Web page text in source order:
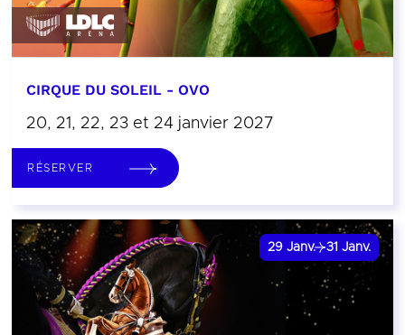
CIRQUE DU SOLEIL - OVO
20, 21, 22, 23 et 24 janvier 2027
RÉSERVER
29 Janv. 31 Janv.